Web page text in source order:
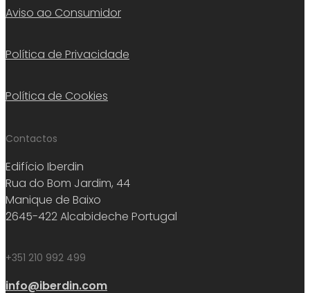
Aviso ao Consumidor
Política de Privacidade
Política de Cookies
Contactos
Edifício Iberdin
Rua do Bom Jardim, 44
Manique de Baixo
2645-422 Alcabideche Portugal
+351 210 992 499
info@iberdin.com